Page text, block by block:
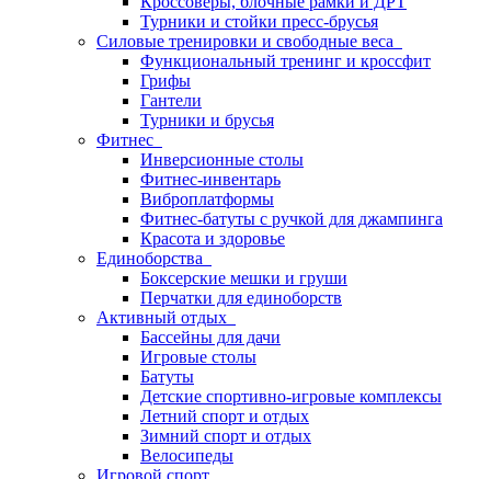
Турники и стойки пресс-брусья
Силовые тренировки и свободные веса
Функциональный тренинг и кроссфит
Грифы
Гантели
Турники и брусья
Фитнес
Инверсионные столы
Фитнес-инвентарь
Виброплатформы
Фитнес-батуты с ручкой для джампинга
Красота и здоровье
Единоборства
Боксерские мешки и груши
Перчатки для единоборств
Активный отдых
Бассейны для дачи
Игровые столы
Батуты
Детские спортивно-игровые комплексы
Летний спорт и отдых
Зимний спорт и отдых
Велосипеды
Игровой спорт